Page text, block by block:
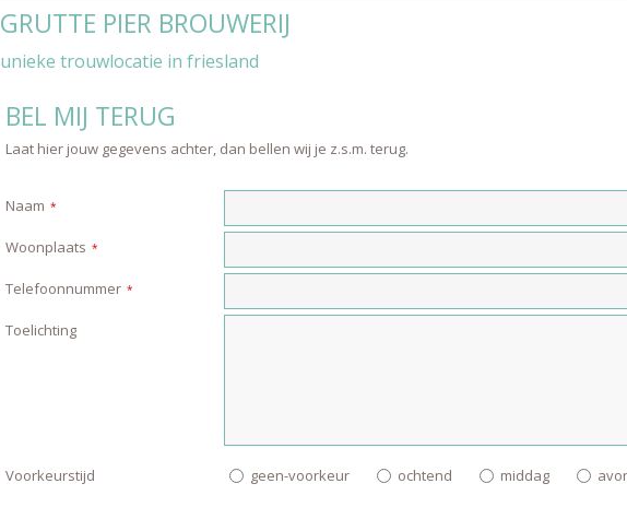
GRUTTE PIER BROUWERIJ
unieke trouwlocatie in friesland
BEL MIJ TERUG
Laat hier jouw gegevens achter, dan bellen wij je z.s.m. terug.
Naam *
Woonplaats *
Telefoonnummer *
Toelichting
Voorkeurstijd geen-voorkeur ochtend middag